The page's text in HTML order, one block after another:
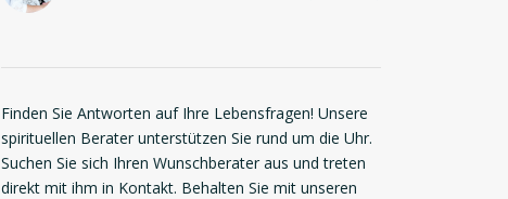
Finden Sie Antworten auf Ihre Lebensfragen! Unsere
spirituellen Berater unterstützen Sie rund um die Uhr.
Suchen Sie sich Ihren Wunschberater aus und treten
direkt mit ihm in Kontakt. Behalten Sie mit unseren